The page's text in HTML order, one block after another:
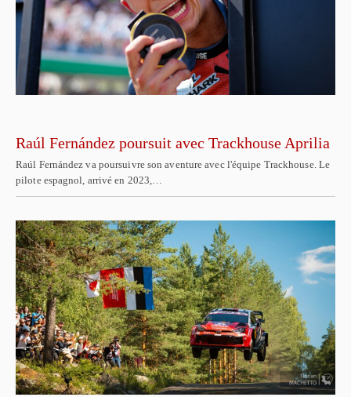
Raúl Fernández poursuit avec Trackhouse Aprilia
Raúl Fernández va poursuivre son aventure avec l'équipe Trackhouse. Le
pilote espagnol, arrivé en 2023,…